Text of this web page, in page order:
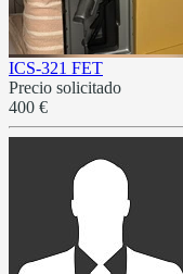
ICS-321 FET
Precio solicitado
400 €